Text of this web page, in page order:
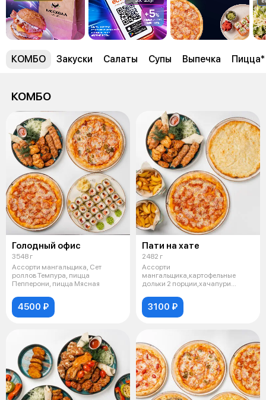
КОМБО Закуски Салаты Супы Выпечка Пицца*
КОМБО
Голодный офис
3548 г
Ассорти мангальщика, Сет
роллов Темпура, пицца
Пепперони, пицца Мясная
4500 ₽
Пати на хате
2482 г
Ассорти
мангальщика,картофельные
дольки 2 порции,хачапури
3100 ₽